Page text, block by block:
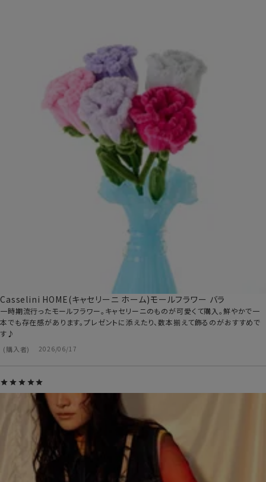
Casselini HOME(キャセリーニ ホーム)モールフラワー バラ
購入者 2026/06/17
一時期流行ったモールフラワー。キャセリーニのものが可愛くて購入。鮮やかで一
本でも存在感があります。プレゼントに添えたり、数本揃えて飾るのがおすすめで
す♪